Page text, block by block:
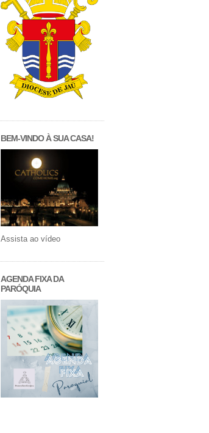
BEM-VINDO À SUA CASA!
Assista ao vídeo
AGENDA FIXA DA
PARÓQUIA